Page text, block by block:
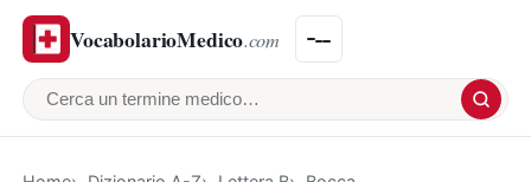
VocabolarioMedico.com
Cerca un termine medico